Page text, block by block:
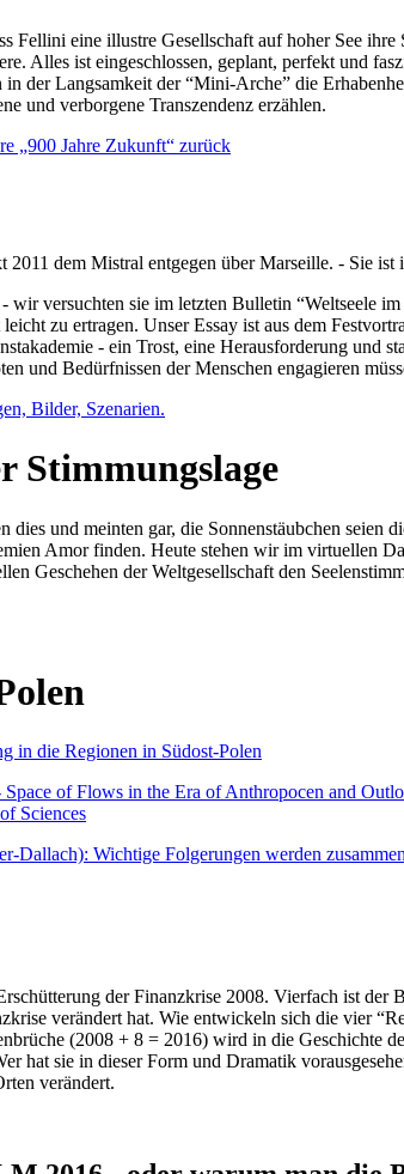
Fellini eine illustre Gesellschaft auf hoher See
Alles ist eingeschlossen, geplant, perfekt und
der Langsamkeit der “Mini-Arche” die
und verborgene Transzendenz erzählen.
„900 Jahre Zukunft“ zurück
dem Mistral entgegen über Marseille. - Sie
versuchten sie im letzten Bulletin “Weltseele
zu ertragen. Unser Essay ist aus dem
- ein Trost, eine Herausforderung und
und Bedürfnissen der Menschen engagieren
Bilder, Szenarien.
Stimmungslage
und meinten gar, die Sonnenstäubchen
Amor finden. Heute stehen wir im virtuellen
Geschehen der Weltgesellschaft den
in die Regionen in Südost-Polen
of Flows in the Era of Anthropocen and
Sciences
Dallach): Wichtige Folgerungen werden
der Finanzkrise 2008. Vierfach ist
verändert hat. Wie entwickeln sich die vier
(2008 + 8 = 2016) wird in die Geschichte
hat sie in dieser Form und Dramatik
verändert.